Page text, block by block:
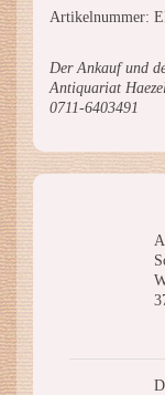
Artikelnummer:
Der Ankauf und
Antiquariat
0711-6403491